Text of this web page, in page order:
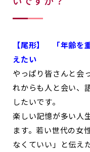
【尾形】
「年齢を
えたい
やっぱり皆さんと会
れからも人と会い、
したいです。
楽しい記憶が多い人
ます。若い世代の女
なくていい」と伝え